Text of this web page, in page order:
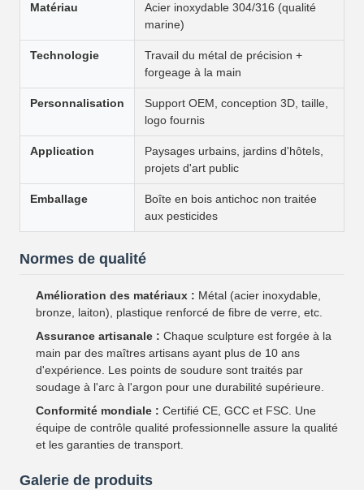
Matériau
Acier inoxydable 304/316 (qualité
marine)
Technologie
Travail du métal de précision +
forgeage à la main
Personnalisation
Support OEM, conception 3D, taille,
logo fournis
Application
Paysages urbains, jardins d'hôtels,
projets d'art public
Emballage
Boîte en bois antichoc non traitée
aux pesticides
Normes de qualité
Amélioration des matériaux : Métal (acier inoxydable,
bronze, laiton), plastique renforcé de fibre de verre, etc.
Assurance artisanale : Chaque sculpture est forgée à la
main par des maîtres artisans ayant plus de 10 ans
d'expérience. Les points de soudure sont traités par
soudage à l'arc à l'argon pour une durabilité supérieure.
Conformité mondiale : Certifié CE, GCC et FSC. Une
équipe de contrôle qualité professionnelle assure la qualité
et les garanties de transport.
Galerie de produits